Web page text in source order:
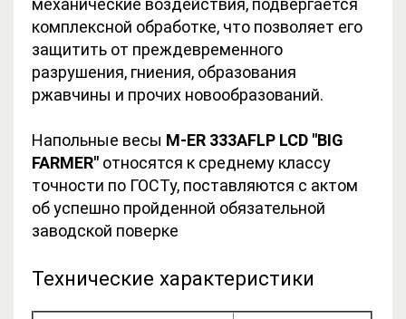
механические воздействия, подвергается
комплексной обработке, что позволяет его
защитить от преждевременного
разрушения, гниения, образования
ржавчины и прочих новообразований.
Напольные весы M-ER 333AFLP LCD "BIG
FARMER" относятся к среднему классу
точности по ГОСТу, поставляются с актом
об успешно пройденной обязательной
заводской поверке
Технические характеристики